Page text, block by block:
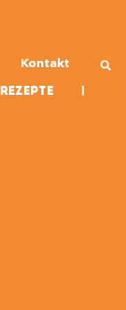
Kontakt
Rezepte |